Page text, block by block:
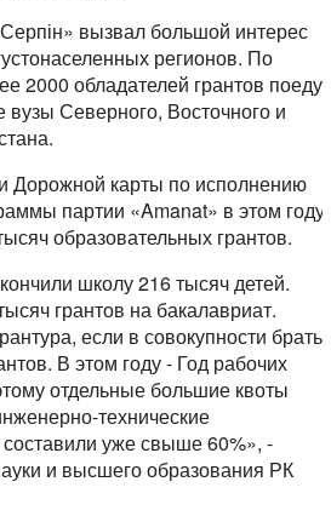
вызвал большой интерес
регионов. По
2000 обладателей грантов поедут
вузы Северного, Восточного и
Дорожной карты по исполнению
партии «Amanat» в этом году
образовательных грантов.
школу 216 тысяч детей.
грантов на бакалавриат.
если в совокупности брать,
В этом году - Год рабочих
отдельные большие квоты
технические
уже свыше 60%», -
и высшего образования РК